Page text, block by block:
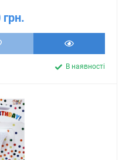
В наявності